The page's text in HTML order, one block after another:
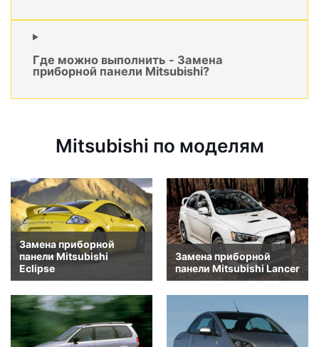
Где можно выполнить - Замена
приборной панели Mitsubishi?
Mitsubishi по моделям
Замена приборной
панели Mitsubishi
Eclipse
Замена приборной
панели Mitsubishi Lancer